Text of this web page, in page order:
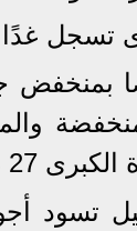
السبت 27
مئوية.
تسود